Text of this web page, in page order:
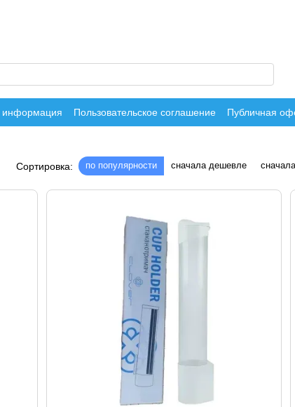
информация Пользовательское соглашение Публичная
Сортировка: по популярности сначала дешевле